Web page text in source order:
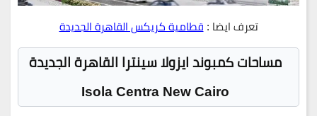
تعرف ايضا :قطامية كريكس القاهرة الجديدة
مساحات كمبوند ايزولا سينترا القاهرة الجديدة
Isola Centra New Cairo